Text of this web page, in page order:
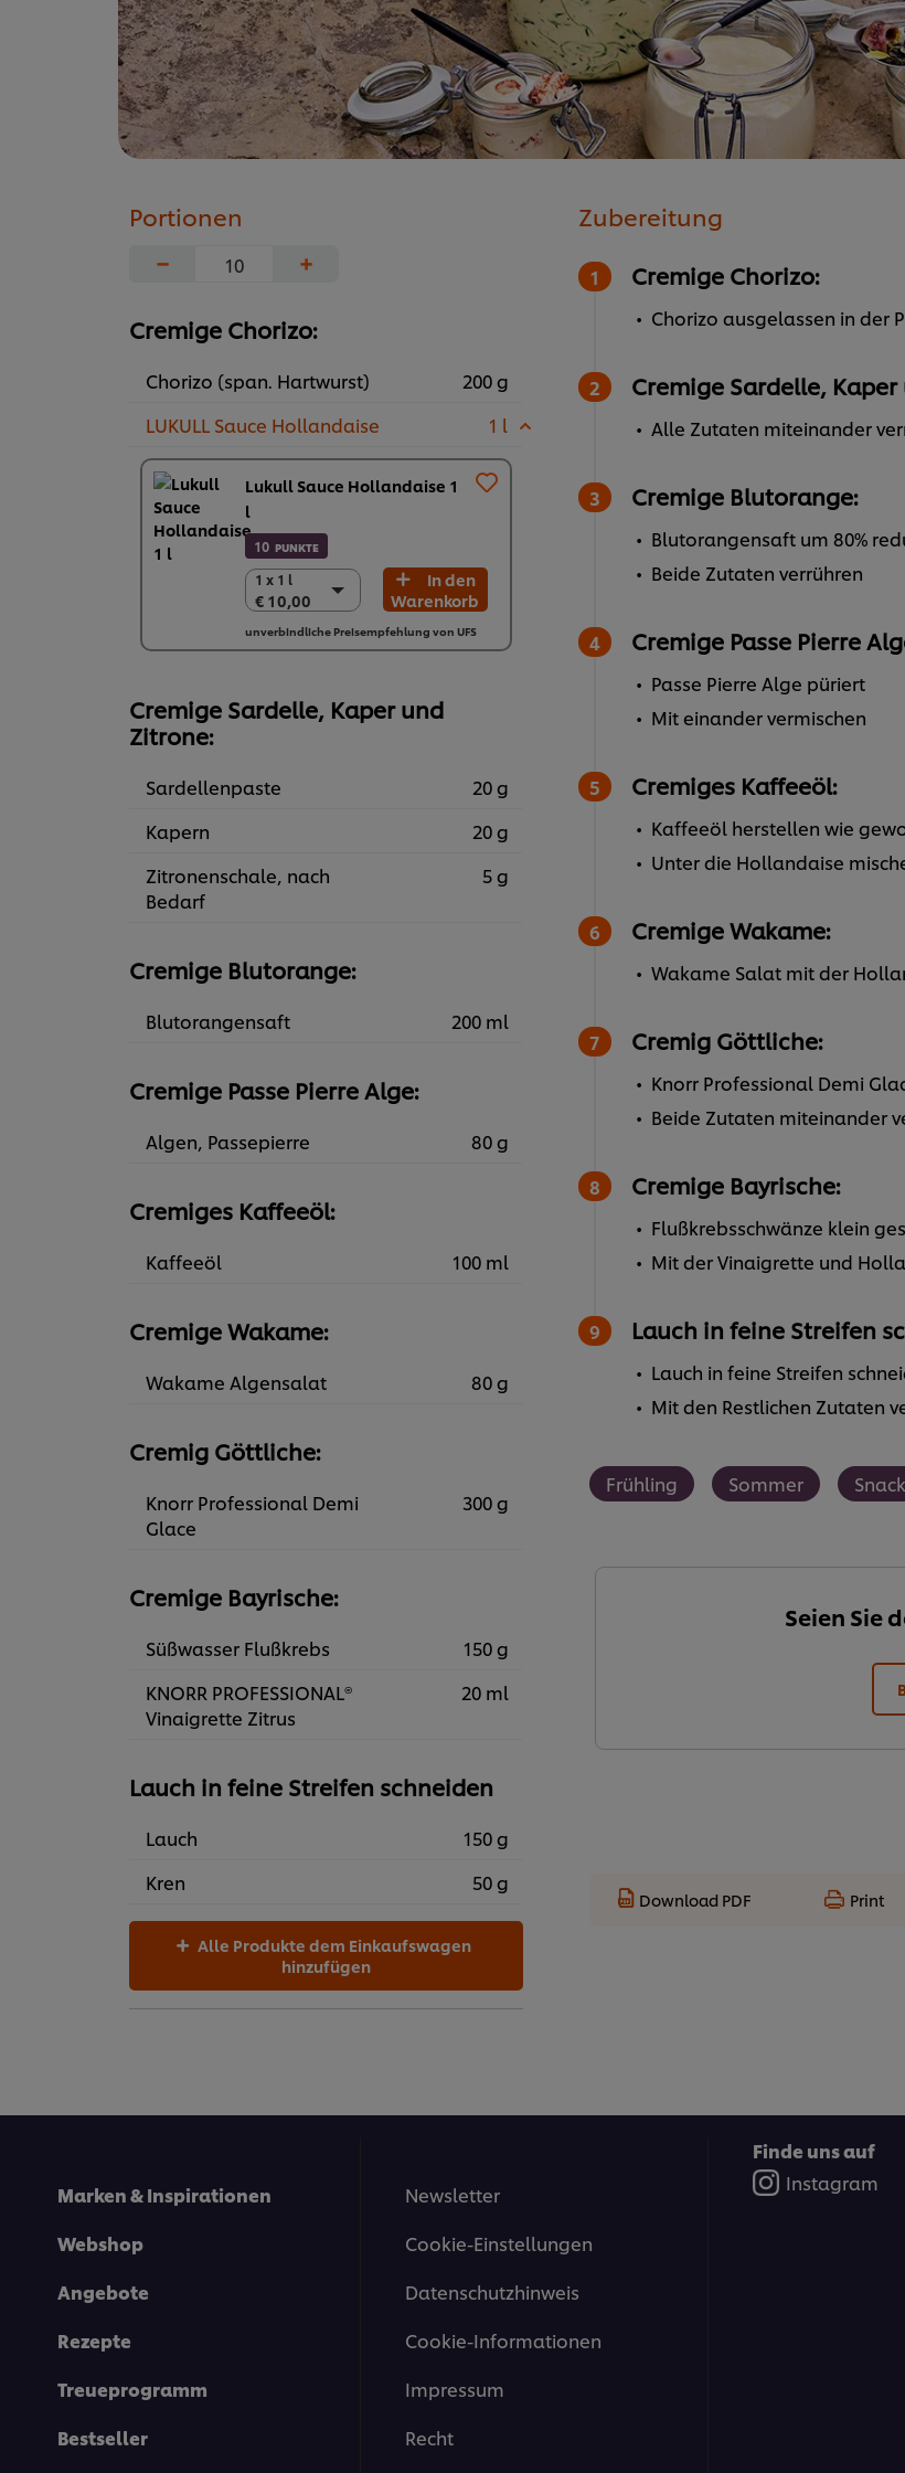
Portionen
−
+
Cremige Chorizo:
Chorizo (span. Hartwurst)
200 g
LUKULL Sauce Hollandaise
1 l
Lukull Sauce Hollandaise 1
l
10 PUNKTE
1 x 1 l
€ 10,00
1 x 1 l
€ 10,00
10 x 1 l
€ 100,00
In den
Warenkorb
unverbindliche Preisempfehlung von UFS
Cremige Sardelle, Kaper und
Zitrone:
Sardellenpaste
20 g
Kapern
20 g
Zitronenschale, nach
Bedarf
5 g
Cremige Blutorange:
Blutorangensaft 200 ml
Cremige Passe Pierre Alge:
Algen, Passepierre 80 g
Cremiges Kaffeeöl:
Kaffeeöl 100 ml
Cremige Wakame:
Wakame Algensalat 80 g
Cremig Göttliche:
Knorr Professional Demi
Glace
300 g
Cremige Bayrische:
Süßwasser Flußkrebs
150 g
KNORR PROFESSIONAL®
Vinaigrette Zitrus
20 ml
Lauch in feine Streifen schneiden
Lauch
150 g
Kren
50 g
hinzufügen
Zubereitung
Cremige Chorizo:
Chorizo ausgelassen in der
Cremige Sardelle,
Alle Zutaten miteinander
Cremige Blutorange:
Blutorangensaft um 80%
Beide Zutaten verrühren
Cremige Passe Pierre
Passe Pierre Alge püriert
Mit einander vermischen
Cremiges Kaffeeöl:
Kaffeeöl herstellen wie
Unter die Hollandaise
Cremige Wakame:
Wakame Salat mit der
Cremig Göttliche:
Knorr Professional Demi
Beide Zutaten miteinander
Cremige Bayrische:
Flußkrebsschwänze klein
Mit der Vinaigrette und
Lauch in feine Streifen
Lauch in feine Streifen
Mit den Restlichen Zutaten
Frühling Sommer
Seien Sie
Download PDF Print
Marken & Inspirationen
Webshop
Angebote
Rezepte
Treueprogramm
Bestseller
Newsletter
Cookie-Einstellungen
Datenschutzhinweis
Cookie-Informationen
Impressum
Recht
Finde uns auf
Instagram